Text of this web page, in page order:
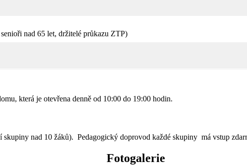
nad 65 let, držitelé průkazu ZTP)
která je otevřena denně od 10:00 do 19:00 hodin.
skupiny nad 10 žáků). Pedagogický doprovod každé skupiny má vstup
Fotogalerie